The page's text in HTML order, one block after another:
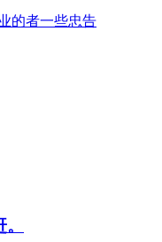
的者‬一些忠告